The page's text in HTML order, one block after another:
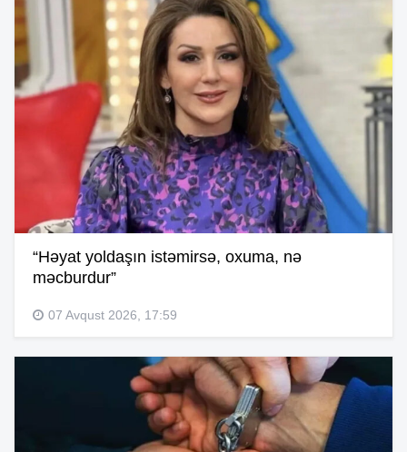
“Həyat yoldaşın istəmirsə, oxuma, nə
məcburdur”
07 Avqust 2026, 17:59